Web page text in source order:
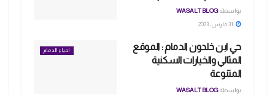
بواسطةWASALT BLOG
احياء الدمام
حي ابن خلدون الدمام : الموقع
المثالي والخيارات السكنية
المتنوعة
بواسطةWASALT BLOG